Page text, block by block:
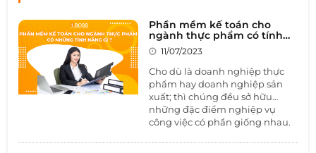
Phần mềm kế toán cho
ngành thực phẩm có tính
năng gì ?
11/07/2023
Cho dù là doanh nghiệp thực
phẩm hay doanh nghiệp sản
xuất; thì chúng đều sở hữu
những đặc điểm nghiệp vụ
công việc có phần giống nhau.